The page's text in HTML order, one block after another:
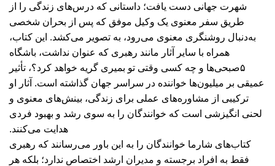
شهرت جهانی دست یافت؛ داستانی که درس‌های زندگی را از
طریق سفر معنوی یک وکیل موفق که پس از بحران شخصی
به‌دنبال روشنگری معنوی می‌رود، به تصویر می‌کشد. این کتاب،
همراه با سایر آثار مانند رهبری که عنوان نداشت، باشگاه
۵صبحی‌ها و چه کسی وقتی تو بمیری گریه خواهد کرد؟، تأثیر
عمیقی بر میلیون‌ها خواننده در سراسر جهان گذاشته است. آثار او
ترکیبی از مشاوره‌های عملی برای زندگی، بینش‌های معنوی و
لحنی انگیزشی است که خوانندگان را به سوی رشد و بهبود فردی
هدایت می‌کنند.
کتاب‌های شارما خوانندگان را به این باور می‌رسانند که رهبری
فقط به افراد برجسته و مدیران ارشد اختصاص ندارد؛ بلکه هر